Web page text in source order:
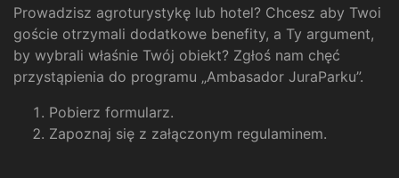
Prowadzisz agroturystykę lub hotel? Chcesz aby Twoi
goście otrzymali dodatkowe benefity, a Ty argument,
by wybrali właśnie Twój obiekt? Zgłoś nam chęć
przystąpienia do programu „Ambasador JuraParku”.
Pobierz formularz.
Zapoznaj się z załączonym regulaminem.